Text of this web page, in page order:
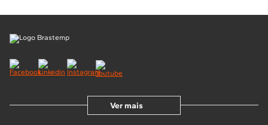
Ver mais